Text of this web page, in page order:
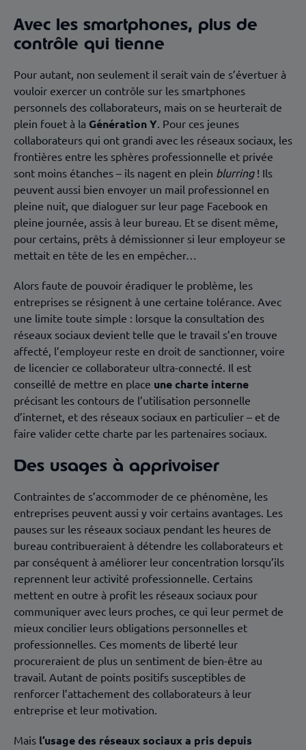
Avec les smartphones, plus de
contrôle qui tienne
Pour autant, non seulement il serait vain de s’évertuer à
vouloir exercer un contrôle sur les smartphones
personnels des collaborateurs, mais on se heurterait de
plein fouet à la Génération Y. Pour ces jeunes
collaborateurs qui ont grandi avec les réseaux sociaux, les
frontières entre les sphères professionnelle et privée
sont moins étanches – ils nagent en plein blurring! Ils
peuvent aussi bien envoyer un mail professionnel en
pleine nuit, que dialoguer sur leur page Facebook en
pleine journée, assis à leur bureau. Et se disent même,
pour certains, prêts à démissionner si leur employeur se
mettait en tête de les en empêcher…
Alors faute de pouvoir éradiquer le problème, les
entreprises se résignent à une certaine tolérance. Avec
une limite toute simple : lorsque la consultation des
réseaux sociaux devient telle que le travail s’en trouve
affecté, l’employeur reste en droit de sanctionner, voire
de licencier ce collaborateur ultra-connecté. Il est
conseillé de mettre en place une charte interne
précisant les contours de l’utilisation personnelle
d’internet, et des réseaux sociaux en particulier – et de
faire valider cette charte par les partenaires sociaux.
Des usages à apprivoiser
Contraintes de s’accommoder de ce phénomène, les
entreprises peuvent aussi y voir certains avantages. Les
pauses sur les réseaux sociaux pendant les heures de
bureau contribueraient à détendre les collaborateurs et
par conséquent à améliorer leur concentration lorsqu’ils
reprennent leur activité professionnelle. Certains
mettent en outre à profit les réseaux sociaux pour
communiquer avec leurs proches, ce qui leur permet de
mieux concilier leurs obligations personnelles et
professionnelles. Ces moments de liberté leur
procureraient de plus un sentiment de bien-être au
travail. Autant de points positifs susceptibles de
renforcer l’attachement des collaborateurs à leur
entreprise et leur motivation.
Mais l’usage des réseaux sociaux a pris depuis